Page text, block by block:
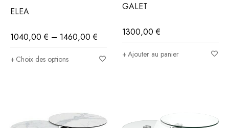
ELEA
1040,00€ – 1460,00€
Choix des options
GALET
1300,00€
Ajouter au panier